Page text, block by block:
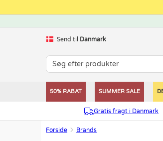
Send til Danmark
50% RABAT SUMMER SALE
Gratis fragt i Danmark
Forside Brands